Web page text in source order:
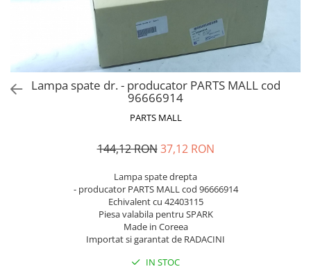
TIGRA-B 2004-2009
VECTRA-C 2002-2008
VIVARO
S-CROSS HYBRID 48V 2022-prezent
VITARA 2015-prezent
VITARA Hybrid 48V 2020-prezent
VITARA Strong Hybrid 140V 2022-
eVitara 2025-prezent
SPARK M300 2010-2018
Lampa spate dr. - producator PARTS MALL cod
96666914
PARTS MALL
144,12 RON 37,12 RON
Lampa spate drepta
- producator PARTS MALL cod 96666914
Echivalent cu 42403115
Piesa valabila pentru SPARK
Made in Coreea
Importat si garantat de RADACINI
IN STOC